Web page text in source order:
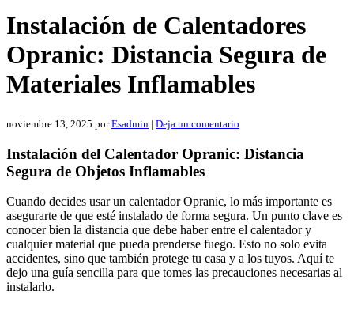
Instalación de Calentadores
Opranic: Distancia Segura de
Materiales Inflamables
noviembre 13, 2025 porEsadmin | Deja un comentario
Instalación del Calentador Opranic: Distancia
Segura de Objetos Inflamables
Cuando decides usar un calentador Opranic, lo más importante es
asegurarte de que esté instalado de forma segura. Un punto clave es
conocer bien la distancia que debe haber entre el calentador y
cualquier material que pueda prenderse fuego. Esto no solo evita
accidentes, sino que también protege tu casa y a los tuyos. Aquí te
dejo una guía sencilla para que tomes las precauciones necesarias al
instalarlo.